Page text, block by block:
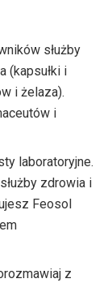
służby
(kapsułki i
i żelaza).
i
laboratoryjne.
zdrowia i
Feosol
z